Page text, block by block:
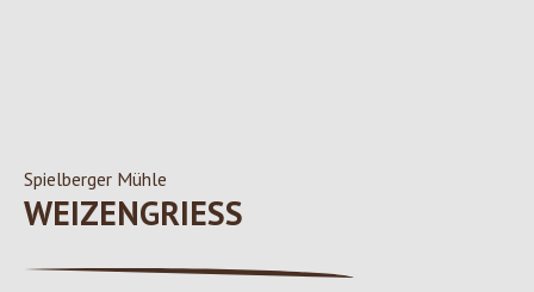
Spielberger Mühle
WEIZENGRIESS